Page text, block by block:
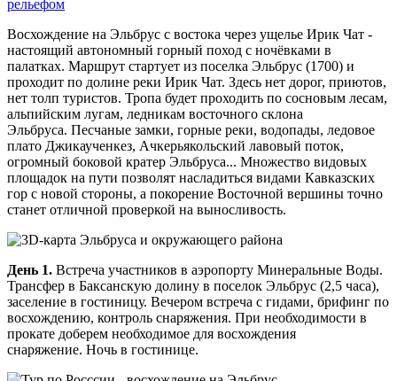
Восхождение на Эльбрус с востока через ущелье Ирик Чат -
настоящий автономный горный поход с ночёвками в
палатках. Маршрут стартует из поселка Эльбрус (1700) и
проходит по долине реки Ирик Чат. Здесь нет дорог, приютов,
нет толп туристов. Тропа будет проходить по сосновым лесам,
альпийским лугам, ледникам восточного склона
Эльбруса. Песчаные замки, горные реки, водопады, ледовое
плато Джикаученкез, Ачкерьякольский лавовый поток,
огромный боковой кратер Эльбруса... Множество видовых
площадок на пути позволят насладиться видами Кавказских
гор с новой стороны, а покорение Восточной вершины точно
станет отличной проверкой на выносливость.
День 1. Встреча участников в аэропорту Минеральные Воды.
Трансфер в Баксанскую долину в поселок Эльбрус (2,5 часа),
заселение в гостиницу. Вечером встреча с гидами, брифинг по
восхождению, контроль снаряжения. При необходимости в
прокате доберем необходимое для восхождения
снаряжение. Ночь в гостинице.